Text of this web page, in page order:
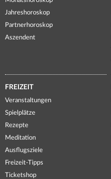
Jahreshoroskop
Partnerhoroskop
Aszendent
FREIZEIT
Veranstaltungen
Spielplätze
Rezepte
Meditation
Ausflugsziele
Freizeit-Tipps
Ticketshop